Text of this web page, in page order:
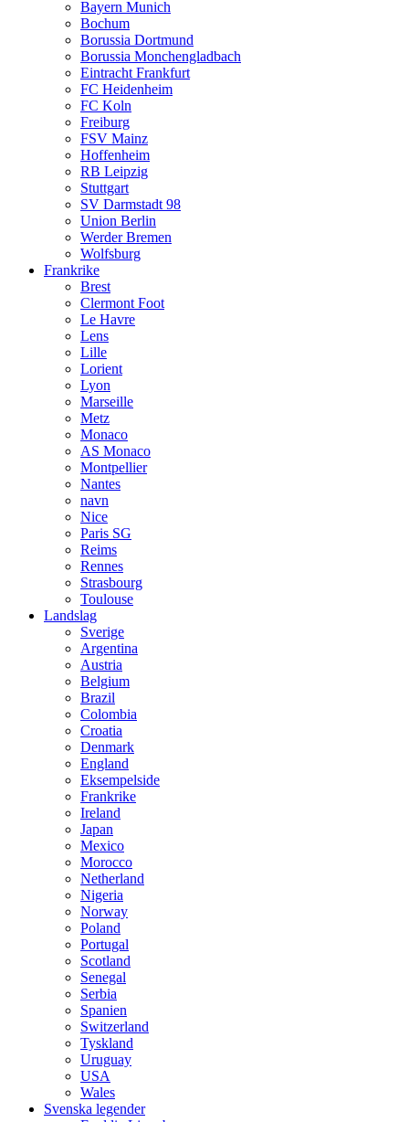
Bayern Munich
Bochum
Borussia Dortmund
Borussia Monchengladbach
Eintracht Frankfurt
FC Heidenheim
FC Koln
Freiburg
FSV Mainz
Hoffenheim
RB Leipzig
Stuttgart
SV Darmstadt 98
Union Berlin
Werder Bremen
Wolfsburg
Frankrike
Brest
Clermont Foot
Le Havre
Lens
Lille
Lorient
Lyon
Marseille
Metz
Monaco
AS Monaco
Montpellier
Nantes
navn
Nice
Paris SG
Reims
Rennes
Strasbourg
Toulouse
Landslag
Sverige
Argentina
Austria
Belgium
Brazil
Colombia
Croatia
Denmark
England
Eksempelside
Frankrike
Ireland
Japan
Mexico
Morocco
Netherland
Nigeria
Norway
Poland
Portugal
Scotland
Senegal
Serbia
Spanien
Switzerland
Tyskland
Uruguay
USA
Wales
Svenska legender